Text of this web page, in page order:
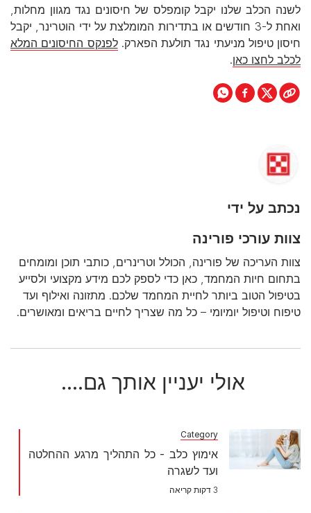
לשנה הכלב שלנו יקבל קומפלס של חיסונים נגד מגוון מחלות,
ואחת ל-3 חודשים או בתדירות המומלצת על ידי הוטרינר, יקבל
חיסון טיפול מניעתי נגד תולעת הפארק.לפנקס החיסונים המלא
לכלב לחצו כאן.
נכתב על ידי
צוות עורכי פורינה
צוות העריכה של פורינה, הכולל וטרינרים, כותבי תוכן ומומחים
בתחום חיות המחמד, כאן כדי לספק לכם מידע מקצועי ולסייע
בטיפול הטוב ביותר לחיית המחמד שלכם. מתזונה ואילוף ועד
טיפוח וטיפול יומיומי – כל מה שצריך לחיים בריאים ומאושרים.
אולי יעניין אותך גם....
Category
אימוץ כלב - כל התהליך מרגע ההחלטה
ועד לשגרה
3 דקות קריאה